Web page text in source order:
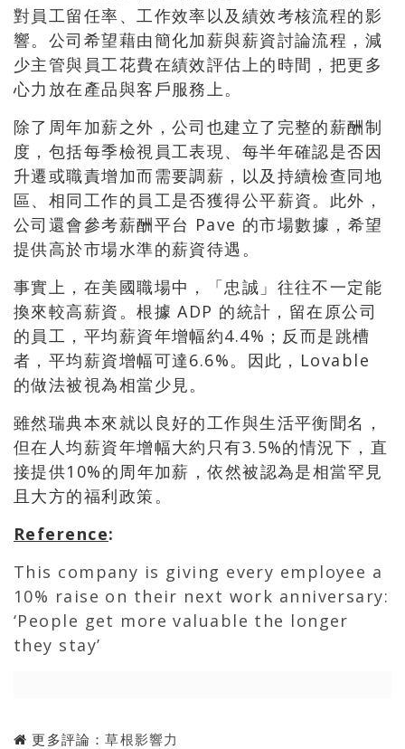
對員工留任率、工作效率以及績效考核流程的影
響。公司希望藉由簡化加薪與薪資討論流程，減
少主管與員工花費在績效評估上的時間，把更多
心力放在產品與客戶服務上。
除了周年加薪之外，公司也建立了完整的薪酬制
度，包括每季檢視員工表現、每半年確認是否因
升遷或職責增加而需要調薪，以及持續檢查同地
區、相同工作的員工是否獲得公平薪資。此外，
公司還會參考薪酬平台 Pave 的市場數據，希望
提供高於市場水準的薪資待遇。
事實上，在美國職場中，「忠誠」往往不一定能
換來較高薪資。根據 ADP 的統計，留在原公司
的員工，平均薪資年增幅約4.4%；反而是跳槽
者，平均薪資增幅可達6.6%。因此，Lovable
的做法被視為相當少見。
雖然瑞典本來就以良好的工作與生活平衡聞名，
但在人均薪資年增幅大約只有3.5%的情況下，直
接提供10%的周年加薪，依然被認為是相當罕見
且大方的福利政策。
Reference:
This company is giving every employee a
10% raise on their next work anniversary:
‘People get more valuable the longer
they stay’
更多評論：草根影響力